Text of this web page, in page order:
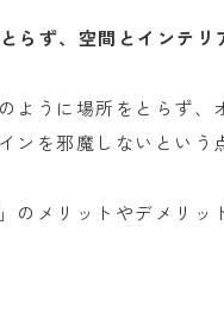
らず、空間とインテリ
ように場所をとらず
ンを邪魔しないという
のメリットやデメリッ